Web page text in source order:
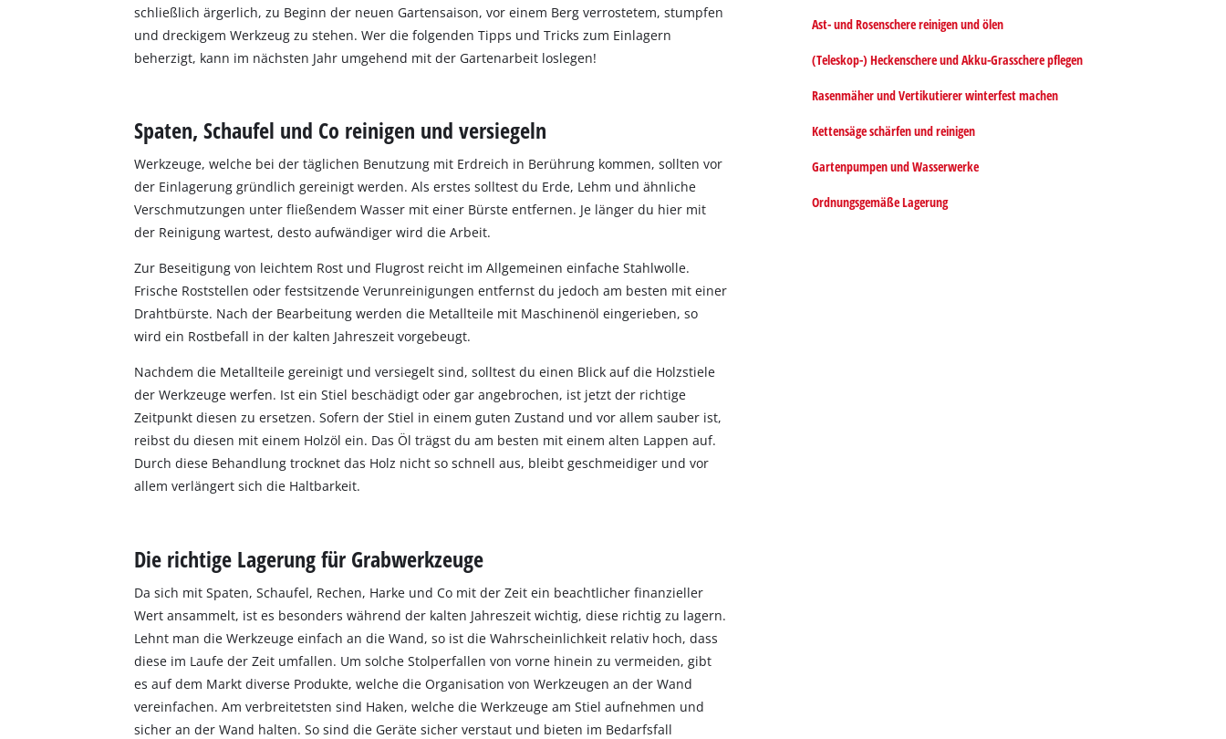
schließlich ärgerlich, zu Beginn der neuen Gartensaison, vor einem Berg verrostetem, stumpfen
und dreckigem Werkzeug zu stehen. Wer die folgenden Tipps und Tricks zum Einlagern
beherzigt, kann im nächsten Jahr umgehend mit der Gartenarbeit loslegen!
Spaten, Schaufel und Co reinigen und versiegeln
Werkzeuge, welche bei der täglichen Benutzung mit Erdreich in Berührung kommen, sollten vor
der Einlagerung gründlich gereinigt werden. Als erstes solltest du Erde, Lehm und ähnliche
Verschmutzungen unter fließendem Wasser mit einer Bürste entfernen. Je länger du hier mit
der Reinigung wartest, desto aufwändiger wird die Arbeit.
Zur Beseitigung von leichtem Rost und Flugrost reicht im Allgemeinen einfache Stahlwolle.
Frische Roststellen oder festsitzende Verunreinigungen entfernst du jedoch am besten mit einer
Drahtbürste. Nach der Bearbeitung werden die Metallteile mit Maschinenöl eingerieben, so
wird ein Rostbefall in der kalten Jahreszeit vorgebeugt.
Nachdem die Metallteile gereinigt und versiegelt sind, solltest du einen Blick auf die Holzstiele
der Werkzeuge werfen. Ist ein Stiel beschädigt oder gar angebrochen, ist jetzt der richtige
Zeitpunkt diesen zu ersetzen. Sofern der Stiel in einem guten Zustand und vor allem sauber ist,
reibst du diesen mit einem Holzöl ein. Das Öl trägst du am besten mit einem alten Lappen auf.
Durch diese Behandlung trocknet das Holz nicht so schnell aus, bleibt geschmeidiger und vor
allem verlängert sich die Haltbarkeit.
Die richtige Lagerung für Grabwerkzeuge
Da sich mit Spaten, Schaufel, Rechen, Harke und Co mit der Zeit ein beachtlicher finanzieller
Wert ansammelt, ist es besonders während der kalten Jahreszeit wichtig, diese richtig zu lagern.
Lehnt man die Werkzeuge einfach an die Wand, so ist die Wahrscheinlichkeit relativ hoch, dass
diese im Laufe der Zeit umfallen. Um solche Stolperfallen von vorne hinein zu vermeiden, gibt
es auf dem Markt diverse Produkte, welche die Organisation von Werkzeugen an der Wand
vereinfachen. Am verbreitetsten sind Haken, welche die Werkzeuge am Stiel aufnehmen und
sicher an der Wand halten. So sind die Geräte sicher verstaut und bieten im Bedarfsfall
Ast- und Rosenschere reinigen und ölen
(Teleskop-) Heckenschere und Akku-Grasschere pflegen
Rasenmäher und Vertikutierer winterfest machen
Kettensäge schärfen und reinigen
Gartenpumpen und Wasserwerke
Ordnungsgemäße Lagerung